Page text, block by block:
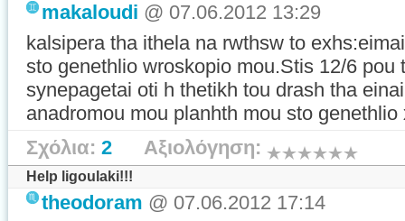
makaloudi @ 07.06.2012 13:29
kalsipera tha ithela na rwthsw to
sto genethlio wroskopio mou.Stis 12/6
synepagetai oti h thetikh tou drash tha
anadromou mou planhth mou sto
Σχόλια: 2 Αξιολόγηση:
Help ligoulaki!!!
theodoram @ 07.06.2012 17:14